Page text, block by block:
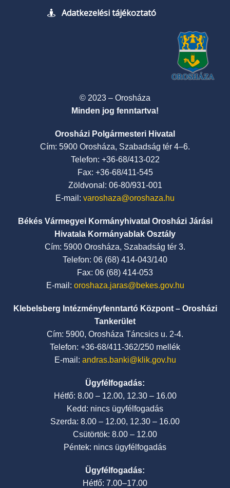
Adatkezelési tájékoztató
© 2023 – Orosháza
Minden jog fenntartva!
Orosházi Polgármesteri Hivatal
Cím: 5900 Orosháza, Szabadság tér 4–6.
Telefon: +36-68/413-022
Fax: +36-68/411-545
Zöldvonal: 06-80/931-001
E-mail: varoshaza@oroshaza.hu
Békés Vármegyei Kormányhivatal Orosházi Járási
Hivatala Kormányablak Osztály
Cím: 5900 Orosháza, Szabadság tér 3.
Telefon: 06 (68) 414-043/140
Fax: 06 (68) 414-053
E-mail: oroshaza.jaras@bekes.gov.hu
Klebelsberg Intézményfenntartó Központ – Orosházi
Tankerület
Cím: 5900, Orosháza Táncsics u. 2-4.
Telefon: +36-68/411-362/250 mellék
E-mail: andras.banki@klik.gov.hu
Ügyfélfogadás:
Hétfő: 8.00 – 12.00, 12.30 – 16.00
Kedd: nincs ügyfélfogadás
Szerda: 8.00 – 12.00, 12.30 – 16.00
Csütörtök: 8.00 – 12.00
Péntek: nincs ügyfélfogadás
Ügyfélfogadás:
Hétfő: 7.00–17.00